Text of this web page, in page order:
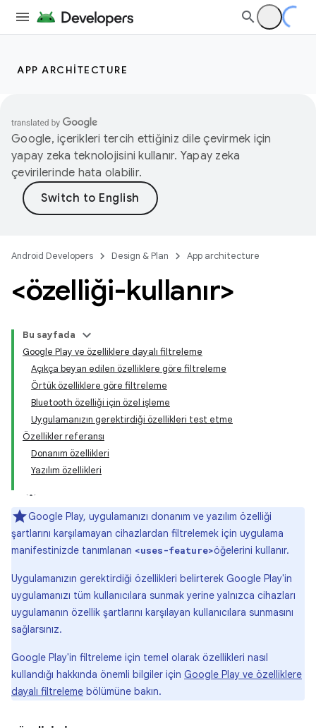
APP ARCHITECTURE
Google, içerikleri tercih ettiğiniz dile çevirmek için
yapay zeka teknolojisini kullanır. Yapay zeka
çevirilerinde hata olabilir.
Android Developers Design & Plan App architecture
<özelliği-kullanır>
Bu sayfada
Google Play ve özelliklere dayalı filtreleme
Açıkça beyan edilen özelliklere göre filtreleme
Örtük özelliklere göre filtreleme
Bluetooth özelliği için özel işleme
Uygulamanızın gerektirdiği özellikleri test etme
Özellikler referansı
Donanım özellikleri
Yazılım özellikleri
Google Play, uygulamanızı donanım ve yazılım özelliği
şartlarını karşılamayan cihazlardan filtrelemek için uygulama
manifestinizde tanımlanan <uses-feature>öğelerini kullanır.
Uygulamanızın gerektirdiği özellikleri belirterek Google Play'in
uygulamanızı tüm kullanıcılara sunmak yerine yalnızca cihazları
uygulamanın özellik şartlarını karşılayan kullanıcılara sunmasını
sağlarsınız.
Google Play'in filtreleme için temel olarak özellikleri nasıl
kullandığı hakkında önemli bilgiler için Google Play ve özelliklere
dayalı filtreleme bölümüne bakın.